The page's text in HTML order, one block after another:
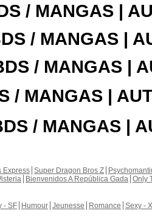
/ MANGAS |
/ MANGAS |
/ MANGAS |
/ MANGAS |
/ MANGAS |
Express Super Dragon Bros Z
Bienvenidos A República Gada Only
- SF Humour Jeunesse Romance Sexy -